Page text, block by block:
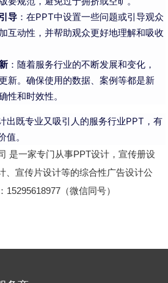
导 ：在PPT中设置一些问题或引导观众
互动性，并帮助观众更好地理解和吸收
：随着服务行业的不断发展和变化，
新。确保使用的数据、案例等都是新
性和时效性。
出既专业又吸引人的服务行业PPT，有
。
是一家专门从事PPT设计，宣传册设
、宣传片设计等的综合性广告设计公
（微信同号）